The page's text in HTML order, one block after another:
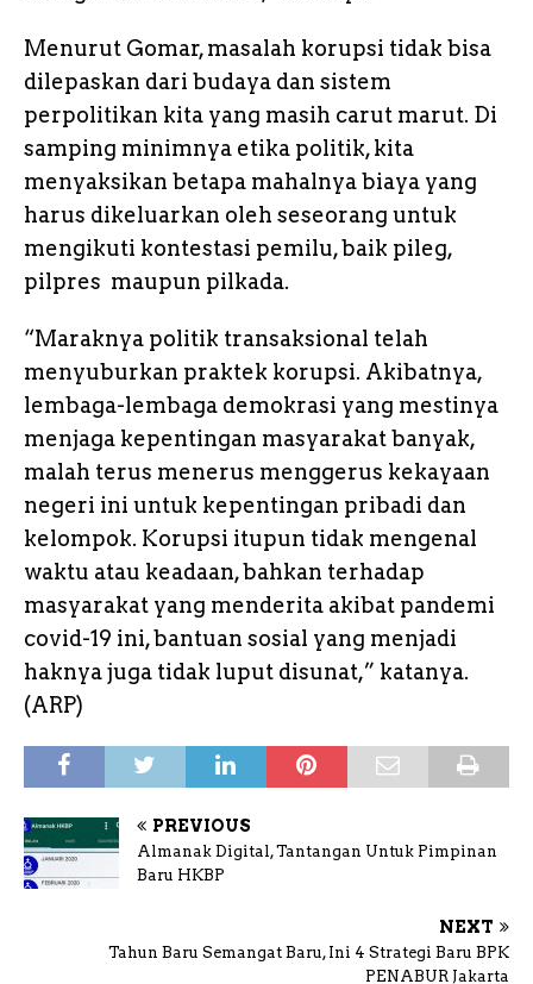
Menurut Gomar, masalah korupsi tidak bisa
dilepaskan dari budaya dan sistem
perpolitikan kita yang masih carut marut. Di
samping minimnya etika politik, kita
menyaksikan betapa mahalnya biaya yang
harus dikeluarkan oleh seseorang untuk
mengikuti kontestasi pemilu, baik pileg,
pilpres maupun pilkada.
“Maraknya politik transaksional telah
menyuburkan praktek korupsi. Akibatnya,
lembaga-lembaga demokrasi yang mestinya
menjaga kepentingan masyarakat banyak,
malah terus menerus menggerus kekayaan
negeri ini untuk kepentingan pribadi dan
kelompok. Korupsi itupun tidak mengenal
waktu atau keadaan, bahkan terhadap
masyarakat yang menderita akibat pandemi
covid-19 ini, bantuan sosial yang menjadi
haknya juga tidak luput disunat,” katanya.
(ARP)
PREVIOUS
Almanak Digital, Tantangan Untuk Pimpinan
Baru HKBP
NEXT
Tahun Baru Semangat Baru, Ini 4 Strategi Baru BPK
PENABUR Jakarta